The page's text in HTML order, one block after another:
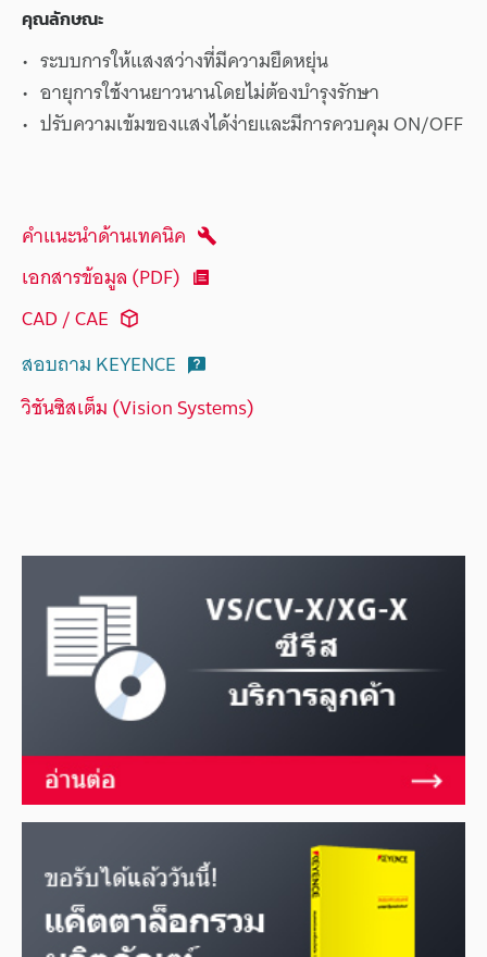
คุณลักษณะ
ระบบการให้แสงสว่างที่มีความยืดหยุ่น
อายุการใช้งานยาวนานโดยไม่ต้องบำรุงรักษา
ปรับความเข้มของแสงได้ง่ายและมีการควบคุม ON/OFF
คำแนะนำด้านเทคนิค
เอกสารข้อมูล (PDF)
CAD / CAE
สอบถาม KEYENCE
วิชันซิสเต็ม (Vision Systems)